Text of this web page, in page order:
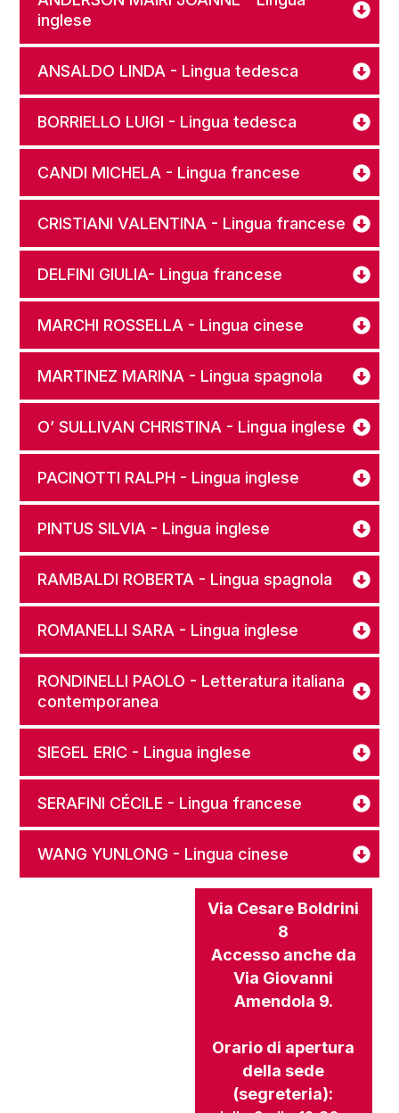
inglese
ANSALDO LINDA - Lingua tedesca
BORRIELLO LUIGI - Lingua tedesca
CANDI MICHELA - Lingua francese
CRISTIANI VALENTINA - Lingua francese
DELFINI GIULIA- Lingua francese
MARCHI ROSSELLA - Lingua cinese
MARTINEZ MARINA - Lingua spagnola
O’ SULLIVAN CHRISTINA - Lingua inglese
PACINOTTI RALPH - Lingua inglese
PINTUS SILVIA - Lingua inglese
RAMBALDI ROBERTA - Lingua spagnola
ROMANELLI SARA - Lingua inglese
RONDINELLI PAOLO - Letteratura italiana
contemporanea
SIEGEL ERIC - Lingua inglese
SERAFINI CÉCILE - Lingua francese
WANG YUNLONG - Lingua cinese
Via Cesare Boldrini
8
Accesso anche da
Via Giovanni
Amendola 9.
Orario di apertura
della sede
(segreteria):